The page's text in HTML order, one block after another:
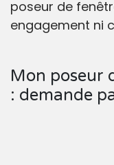
poseur de
engagement ni
Mon poseur
: demande